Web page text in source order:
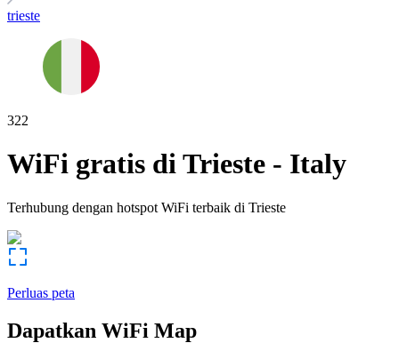
trieste
322
WiFi gratis diTrieste - Italy
Terhubung dengan hotspot WiFi terbaik di Trieste
Perluas peta
Dapatkan WiFi Map